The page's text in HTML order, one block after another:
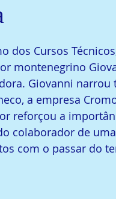
dos Cursos
montenegrino
Giovanni narrou
a empresa
reforçou a
colaborador de
com o passar do